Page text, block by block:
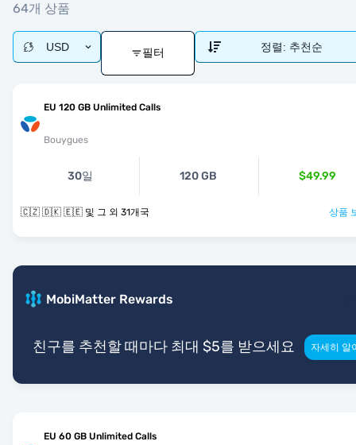
64개 상품
USD 필터 정렬: 추천순
EU 120 GB Unlimited Calls
Bouygues
30일 120 GB $49.99
🇨🇿 🇩🇰 🇪🇪 및 그 외 31개국 상품
MobiMatter Rewards
친구를 추천할 때마다 최대 $5를 받으세요 자세히 알
EU 60 GB Unlimited Calls